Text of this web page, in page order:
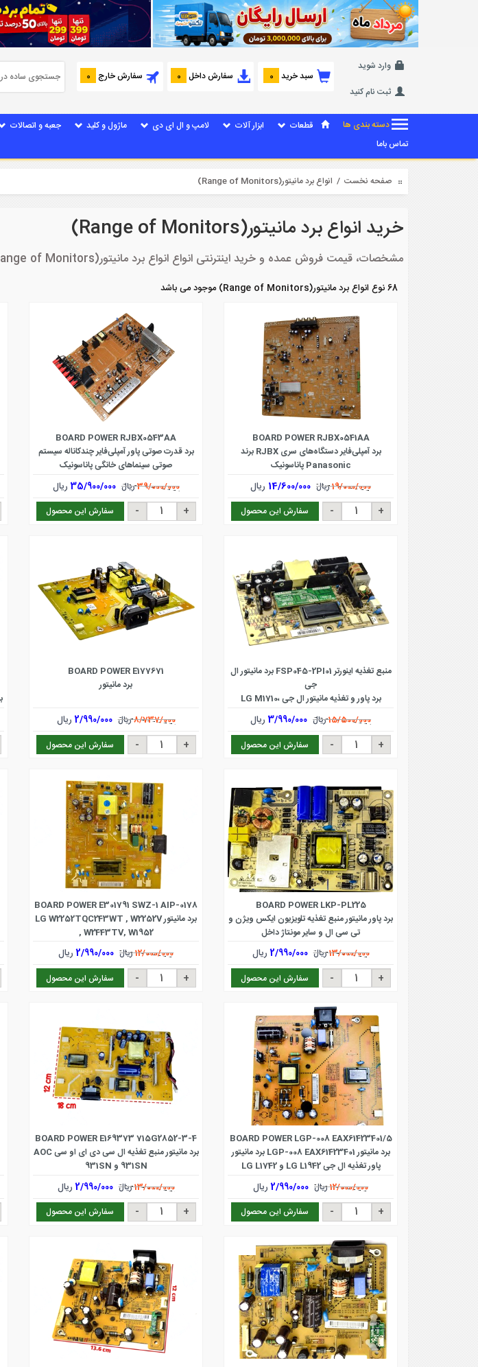
وارد شوید
ثبت نام کنید
سبد خرید 0 سفارش داخل 0 سفارش خارج 0
دسته بندی ها قطعات ابزار آلات لامپ و ال ای دی ماژول و کلید جعبه و اتصالات
تماس باما
صفحه نخست / انواع برد مانیتور(Range of Monitors)
خرید انواع برد مانیتور(Range of Monitors)
مشخصات، قیمت فروش عمده و خرید اینترنتی انواع انواع برد مانیتور(Range of Monitors)
68 نوع انواع برد مانیتور(Range of Monitors) موجود می باشد
BOARD POWER RJBX0541AA
برد آمپلی‌فایر دستگاه‌های سری RJBX برند
Panasonic پاناسونیک
19/000/000ریال 14/600/000 ریال
سفارش این محصول
BOARD POWER RJBX0543AA
برد قدرت صوتی پاور آمپلی‌فایر چندکاناله سیستم
صوتی سینماهای خانگی پاناسونیک
39/000/000ریال 35/900/000ریال
سفارش این محصول
منبع تغذیه اینورتر FSP045-2PI01 برد مانیتور ال
جی
برد پاور و تغذیه مانیتور ال جی LG M1710،
M1910، M1740، M1940 و سایر مدل ها
15/500/000ریال 3/990/000ریال
سفارش این محصول
BOARD POWER E177671
برد مانیتور
8/737/000ریال 2/990/000ریال
سفارش این محصول
BOARD POWER LKP-PL225
برد پاور مانیتور منبع تغذیه تلویزیون ایکس ویژن و
تی سی ال و سایر مونتاژ داخل
13/000/000ریال 2/990/000ریال
سفارش این محصول
BOARD POWER E301791 SWZ-1 AIP-0178
برد مانیتور LG W2252TQC243WT , W2252V
, W2443TV, W1952
12/000/000ریال 2/990/000ریال
سفارش این محصول
BOARD POWER LGP-008 EAX61423401/5
برد مانیتور LGP-008 EAX61423401 برد مانیتور
پاور تغذیه ال جی LG L1942 و LG L1742
12/000/000ریال 2/990/000ریال
سفارش این محصول
BOARD POWER E169373 715G2852-3-4
برد مانیتور منبع تغذیه ال سی دی ای او سی AOC
931SN و 931SN
13/000/000ریال 2/990/000ریال
سفارش این محصول